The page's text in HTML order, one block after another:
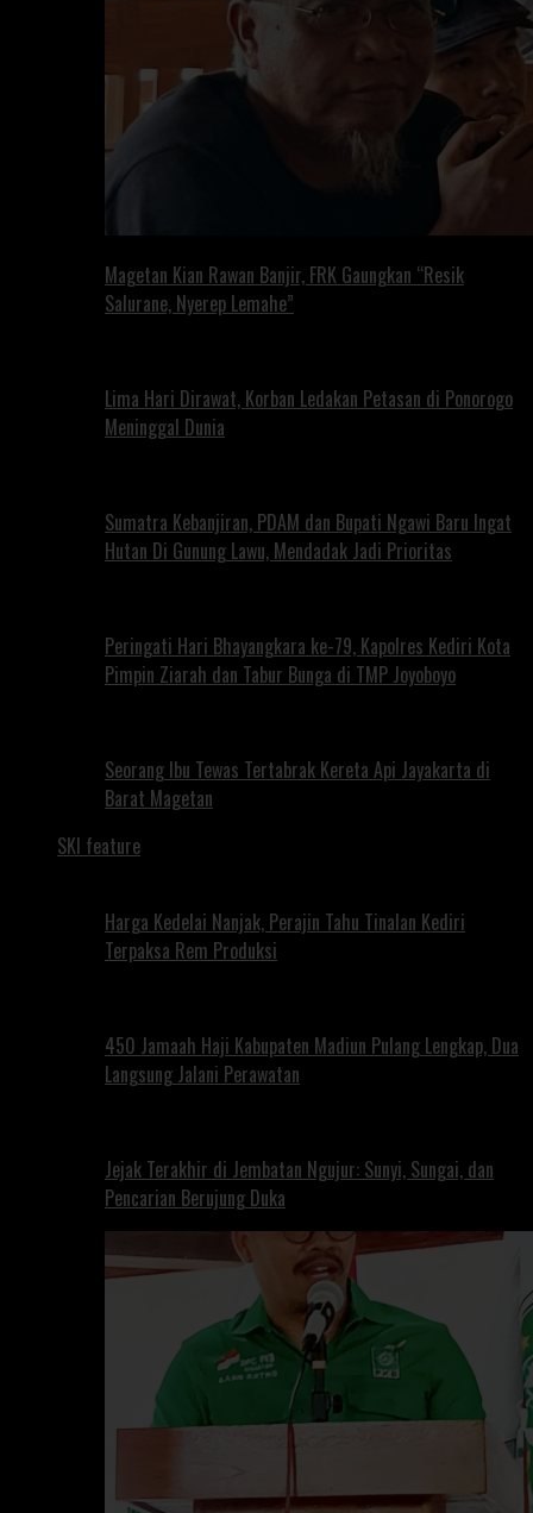
Magetan Kian Rawan Banjir, FRK Gaungkan “Resik
Salurane, Nyerep Lemahe”
Lima Hari Dirawat, Korban Ledakan Petasan di Ponorogo
Meninggal Dunia
Sumatra Kebanjiran, PDAM dan Bupati Ngawi Baru Ingat
Hutan Di Gunung Lawu, Mendadak Jadi Prioritas
Peringati Hari Bhayangkara ke-79, Kapolres Kediri Kota
Pimpin Ziarah dan Tabur Bunga di TMP Joyoboyo
Seorang Ibu Tewas Tertabrak Kereta Api Jayakarta di
Barat Magetan
SKI feature
Harga Kedelai Nanjak, Perajin Tahu Tinalan Kediri
Terpaksa Rem Produksi
450 Jamaah Haji Kabupaten Madiun Pulang Lengkap, Dua
Langsung Jalani Perawatan
Jejak Terakhir di Jembatan Ngujur: Sunyi, Sungai, dan
Pencarian Berujung Duka